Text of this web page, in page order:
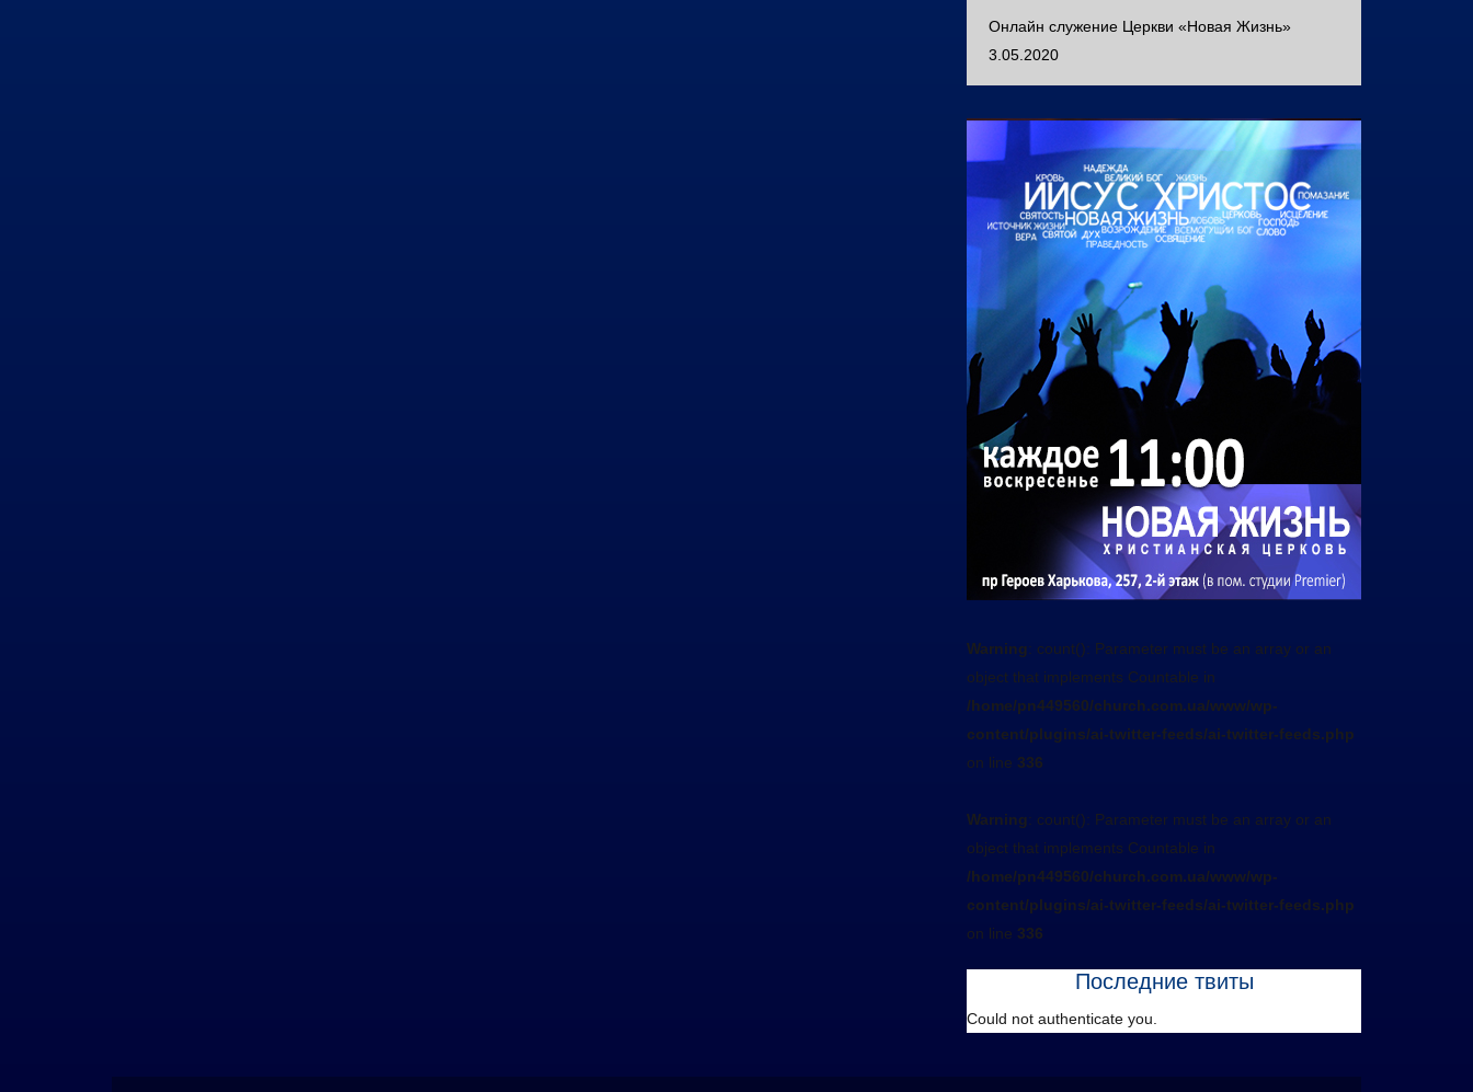
Онлайн служение Церкви «Новая Жизнь»
3.05.2020
Warning: count(): Parameter must be an array or an
object that implements Countable in
/home/pn449560/church.com.ua/www/wp-
content/plugins/ai-twitter-feeds/ai-twitter-feeds.php
on line 336
Warning: count(): Parameter must be an array or an
object that implements Countable in
/home/pn449560/church.com.ua/www/wp-
content/plugins/ai-twitter-feeds/ai-twitter-feeds.php
on line 336
Последние твиты
Could not authenticate you.